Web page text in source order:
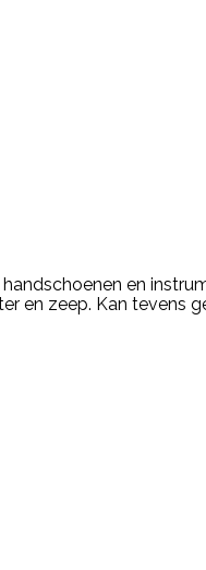
en
en zeep. Kan tevens